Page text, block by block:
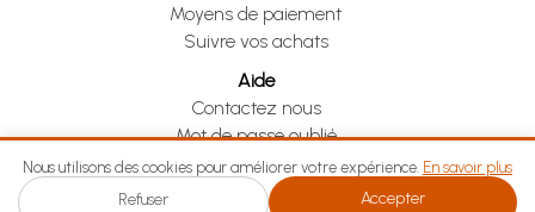
Moyens de paiement
Suivre vos achats
Aide
Contactez nous
Mot de passe oublié
Je me rétracte
Nous utilisons des cookies pour améliorer votre expérience. En savoir plus
Refuser Accepter